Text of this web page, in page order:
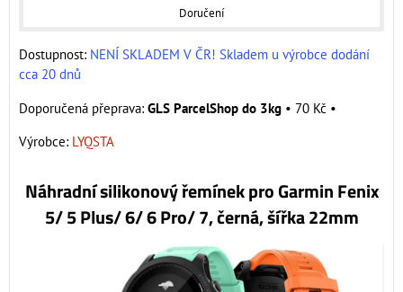
Doručení
Dostupnost: NENÍ SKLADEM V ČR! Skladem u výrobce dodání
cca 20 dnů
GLS ParcelShop do 3kg • 70 Kč •
Výrobce: LYQSTA
Náhradní silikonový řemínek pro Garmin Fenix
5/ 5 Plus/ 6/ 6 Pro/ 7, černá, šířka 22mm